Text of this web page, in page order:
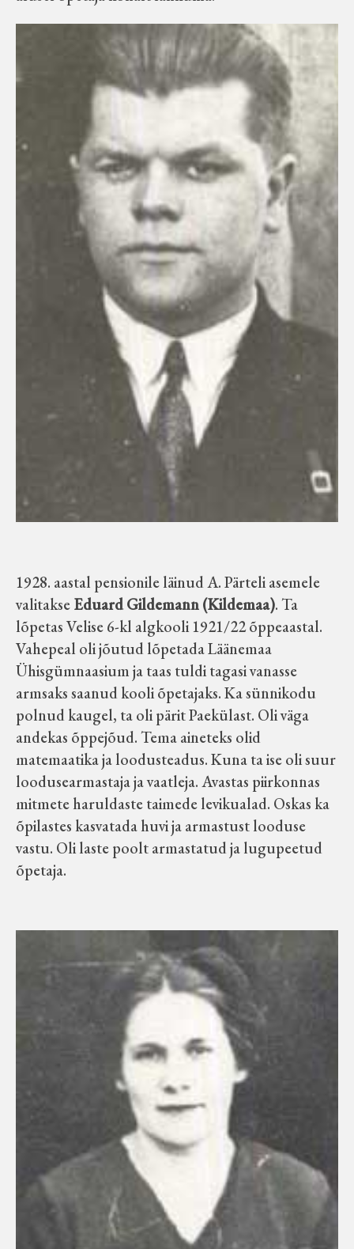
1928. aastal pensionile läinud A. Pärteli asemele
valitakseEduard Gildemann (Kildemaa). Ta
lõpetas Velise 6-kl algkooli 1921/22 õppeaastal.
Vahepeal oli jõutud lõpetada Läänemaa
Ühisgümnaasium ja taas tuldi tagasi vanasse
armsaks saanud kooli õpetajaks. Ka sünnikodu
polnud kaugel, ta oli pärit Paekülast. Oli väga
andekas õppejõud. Tema aineteks olid
matemaatika ja loodusteadus. Kuna ta ise oli suur
loodusearmastaja ja vaatleja. Avastas piirkonnas
mitmete haruldaste taimede levikualad. Oskas ka
õpilastes kasvatada huvi ja armastust looduse
vastu. Oli laste poolt armastatud ja lugupeetud
õpetaja.